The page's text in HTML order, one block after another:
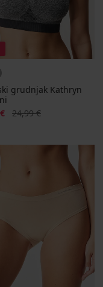
grudnjak Kathryn
Prvobitna cijena
24,99 €